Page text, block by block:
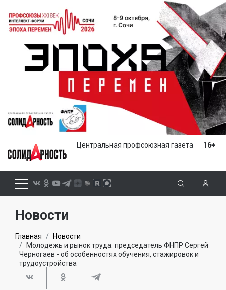
Центральная профсоюзная газета 16+
Новости
Главная
Новости
Молодежь и рынок труда: председатель ФНПР Сергей
Черногаев - об особенностях обучения, стажировок и
трудоустройства